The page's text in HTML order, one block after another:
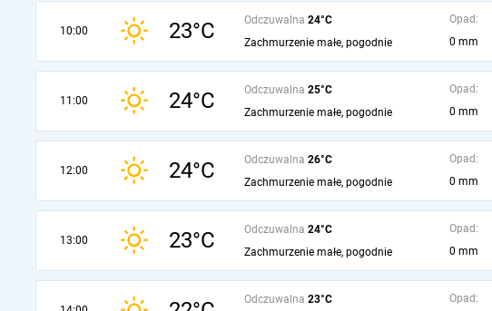
10:00 23°C Odczuwalna 24°C
Zachmurzenie małe, pogodnie
Opad:
0 mm
11:00 24°C Odczuwalna 25°C
Zachmurzenie małe, pogodnie
Opad:
0 mm
12:00 24°C Odczuwalna 26°C
Zachmurzenie małe, pogodnie
Opad:
0 mm
13:00 23°C Odczuwalna 24°C
Zachmurzenie małe, pogodnie
Opad:
0 mm
Odczuwalna 23°C
Opad: